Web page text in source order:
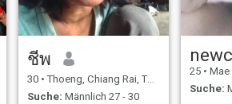
ชีพ
30 • Thoeng, Chiang Rai, Thailand
Suche: Männlich 27 - 30
25 • Mae
Suche: